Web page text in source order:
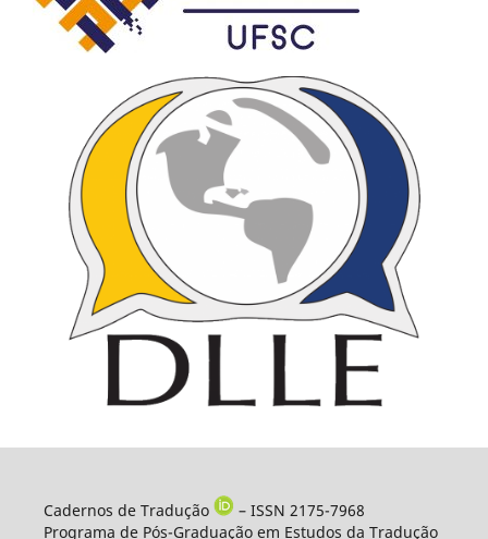
Cadernos de Tradução
– ISSN 2175-7968
Programa de Pós-Graduação em Estudos da Tradução